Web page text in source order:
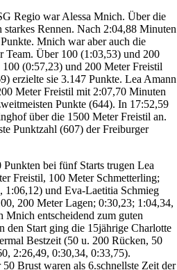
Regio war Alessa Mnich. Über die
Rennen. Nach 2:04,88 Minuten
Mnich war aber auch die
Team. Über 100 (1:03,53) und 200
(0:57,23) und 200 Meter Freistil
erzielte sie 3.147 Punkte. Lea Amann
Meter Freistil mit 2:07,70 Minuten
Punkte (644). In 17:52,59
über die 1500 Meter Freistil an.
Punktzahl (607) der Freiburger
bei fünf Starts trugen Lea
Freistil, 100 Meter Schmetterling;
1:06,12) und Eva-Laetitia Schmieg
200 Meter Lagen; 0:30,23; 1:04,34,
Mnich entscheidend zum guten
den Start ging die 15jährige Charlotte
Bestzeit (50 u. 200 Rücken, 50
2:26,49, 0:30,34, 0:33,75).
Brust waren als 6.schnellste Zeit der